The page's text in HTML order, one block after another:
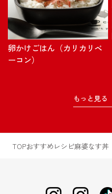
卵かけごはん（カリカリベ
ーコン）
もっと見る
TOPおすすめレシピ麻婆なす丼